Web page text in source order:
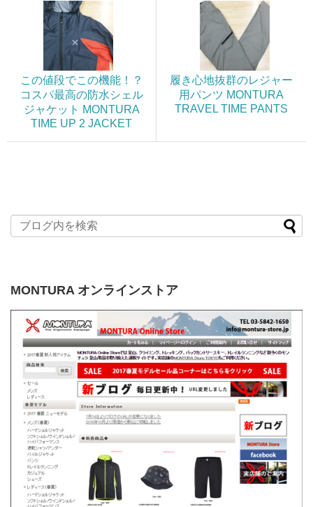
この値段でこの機能！？
コスパ最高の防水シェル
ジャケット MONTURA
TIME UP 2 JACKET
履き心地抜群のレジャー
用パンツ MONTURA
TRAVEL TIME PANTS
MONTURA オンラインストア